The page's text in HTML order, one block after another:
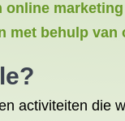
online
met behulp
activiteiten die